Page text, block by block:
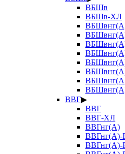
ВБШв
ВБШв-ХЛ
ВВГ▶
ВВГ
ВВГ-ХЛ
ВВГнг(А)
ВВГнг(А)-
ВВГнг(А)-